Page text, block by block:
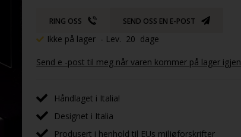
RING OSS SEND OSS EN E-POST
Ikke på lager - Lev. 20 dage
Send e -post til meg når varen kommer på lager igjen
Håndlaget i Italia!
Designet i Italia
Produsert i henhold til EUs miljøforskrifter